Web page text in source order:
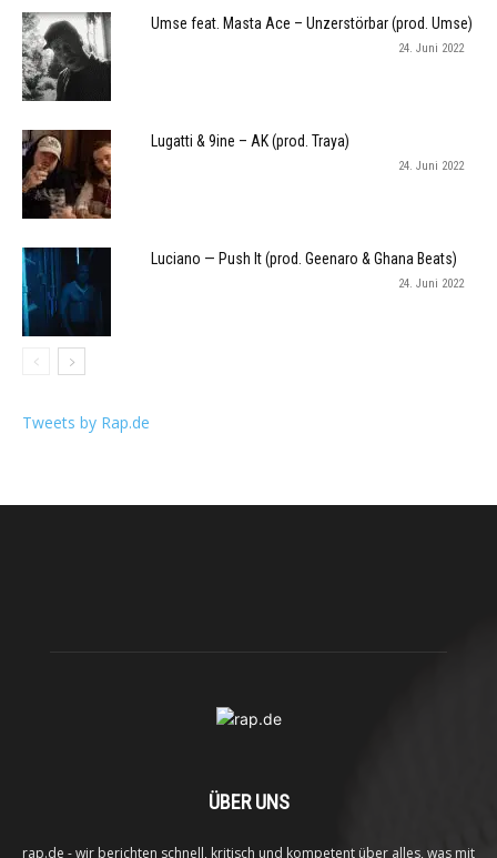
Umse feat. Masta Ace – Unzerstörbar (prod. Umse)
24. Juni 2022
Lugatti & 9ine – AK (prod. Traya)
24. Juni 2022
Luciano — Push It (prod. Geenaro & Ghana Beats)
24. Juni 2022
Tweets by Rap.de
ÜBER UNS
rap.de - wir berichten schnell, kritisch und kompetent über alles, was mit